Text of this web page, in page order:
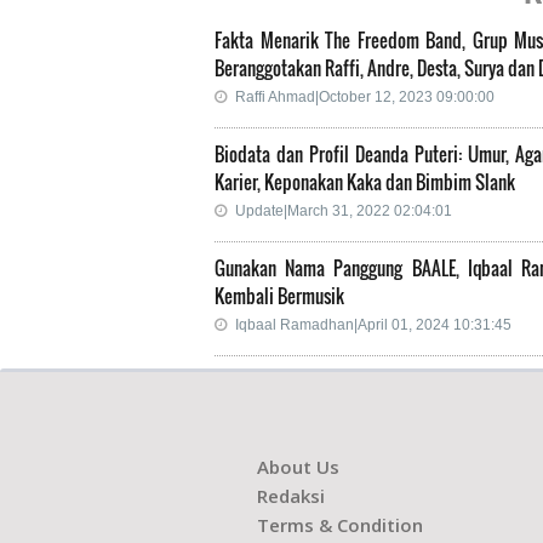
Fakta Menarik The Freedom Band, Grup
Beranggotakan Raffi, Andre, Desta, Surya dan
Raffi Ahmad|October 12, 2023 09:00:00
Biodata dan Profil Deanda Puteri: Umur,
Karier, Keponakan Kaka dan Bimbim Slank
Update|March 31, 2022 02:04:01
Gunakan Nama Panggung BAALE, Iqbaal
Kembali Bermusik
Iqbaal Ramadhan|April 01, 2024 10:31:45
About Us
Redaksi
Terms & Condition